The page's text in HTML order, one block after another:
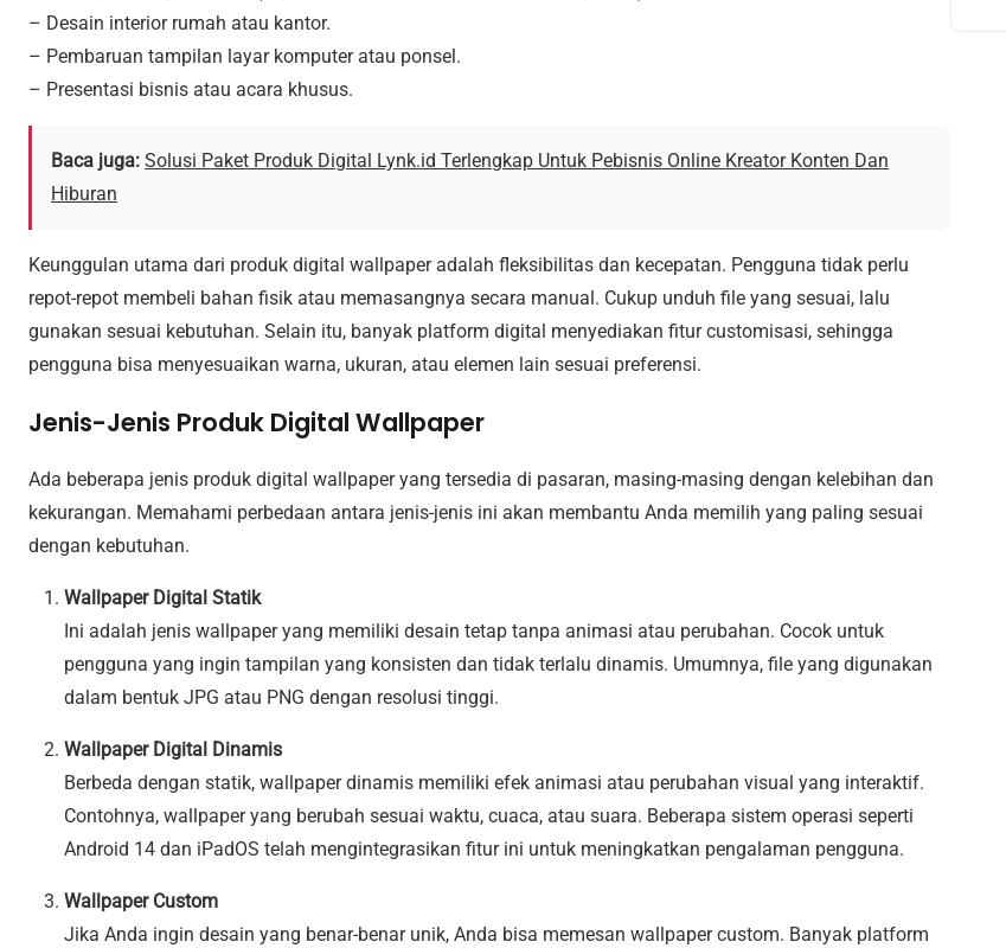
– Desain interior rumah atau kantor.
– Pembaruan tampilan layar komputer atau ponsel.
– Presentasi bisnis atau acara khusus.
Baca juga: Solusi Paket Produk Digital Lynk.id Terlengkap Untuk Pebisnis Online Kreator Konten Dan
Hiburan
Keunggulan utama dari produk digital wallpaper adalah fleksibilitas dan kecepatan. Pengguna tidak perlu
repot-repot membeli bahan fisik atau memasangnya secara manual. Cukup unduh file yang sesuai, lalu
gunakan sesuai kebutuhan. Selain itu, banyak platform digital menyediakan fitur customisasi, sehingga
pengguna bisa menyesuaikan warna, ukuran, atau elemen lain sesuai preferensi.
Jenis-Jenis Produk Digital Wallpaper
Ada beberapa jenis produk digital wallpaper yang tersedia di pasaran, masing-masing dengan kelebihan dan
kekurangan. Memahami perbedaan antara jenis-jenis ini akan membantu Anda memilih yang paling sesuai
dengan kebutuhan.
Wallpaper Digital Statik
Ini adalah jenis wallpaper yang memiliki desain tetap tanpa animasi atau perubahan. Cocok untuk
pengguna yang ingin tampilan yang konsisten dan tidak terlalu dinamis. Umumnya, file yang digunakan
dalam bentuk JPG atau PNG dengan resolusi tinggi.
Wallpaper Digital Dinamis
Berbeda dengan statik, wallpaper dinamis memiliki efek animasi atau perubahan visual yang interaktif.
Contohnya, wallpaper yang berubah sesuai waktu, cuaca, atau suara. Beberapa sistem operasi seperti
Android 14 dan iPadOS telah mengintegrasikan fitur ini untuk meningkatkan pengalaman pengguna.
Wallpaper Custom
Jika Anda ingin desain yang benar-benar unik, Anda bisa memesan wallpaper custom. Banyak platform